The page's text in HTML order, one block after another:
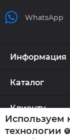
WhatsApp
Информация
Каталог
Клиенту
Используем
технологии 🍪